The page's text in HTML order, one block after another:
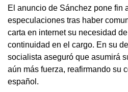
El anuncio de Sánchez pone fin
especulaciones tras haber
carta en internet su necesidad
continuidad en el cargo. En su
socialista aseguró que asumirá
aún más fuerza, reafirmando su
español.